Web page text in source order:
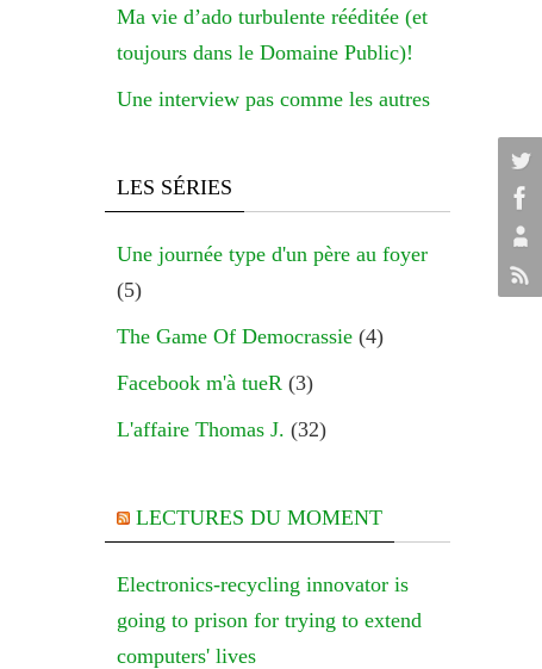
Ma vie d’ado turbulente rééditée (et
toujours dans le Domaine Public)!
Une interview pas comme les autres
LES SÉRIES
Une journée type d'un père au foyer
(5)
The Game Of Democrassie (4)
Facebook m'à tueR (3)
L'affaire Thomas J. (32)
LECTURES DU MOMENT
Electronics-recycling innovator is
going to prison for trying to extend
computers' lives